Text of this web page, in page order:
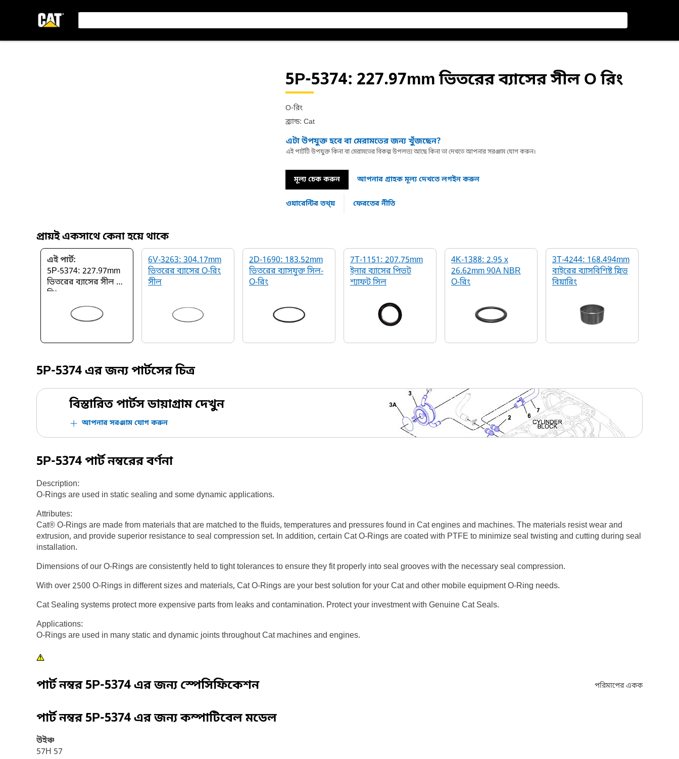
5P-5374: 227.97mm ভিতরের ব্যাসের সীল O রিং
O-রিং
ব্র্যান্ড: Cat
এটা উপযুক্ত হবে বা মেরামতের জন্য খুঁজছেন?
এই পার্টটি উপযুক্ত কিনা বা মেরামতের বিকল্প উপলভ্য আছে কিনা তা দেখতে আপনার সরঞ্জাম যোগ করুন।
মূল্য চেক করুন আপনার গ্রাহক মূল্য দেখতে লগইন করুন
ওয়ারেন্টির তথ্য় ফেরতের নীতি
প্রায়ই একসাথে কেনা হয়ে থাকে
এই পার্ট:
5P-5374: 227.97mm
ভিতরের ব্যাসের সীল O
রিং
6V-3263: 304.17mm
ভিতরের ব্যাসের O-রিং
সীল
2D-1690: 183.52mm
ভিতরের ব্যাসযুক্ত সিল-
O-রিং
7T-1151: 207.75mm
ইনার ব্যাসের পিভট
শ্যাফট সিল
4K-1388: 2.95 x
26.62mm 90A NBR
O-রিং
3T-4244: 168.494mm
বাইরের ব্যাসবিশিষ্ট স্লিভ
বিয়ারিং
5P-5374এর জন্য পার্টসের চিত্র
বিস্তারিত পার্টস ডায়াগ্রাম দেখুন
আপনার সরঞ্জাম যোগ করুন
5P-5374পার্ট নম্বরের বর্ণনা
Description:
O-Rings are used in static sealing and some dynamic applications.
Attributes:
Cat® O-Rings are made from materials that are matched to the fluids, temperatures and pressures found in Cat engines and machines. The materials resist wear and
extrusion, and provide superior resistance to seal compression set. In addition, certain Cat O-Rings are coated with PTFE to minimize seal twisting and cutting during seal
installation.
Dimensions of our O-Rings are consistently held to tight tolerances to ensure they fit properly into seal grooves with the necessary seal compression.
With over 2500 O-Rings in different sizes and materials, Cat O-Rings are your best solution for your Cat and other mobile equipment O-Ring needs.
Cat Sealing systems protect more expensive parts from leaks and contamination. Protect your investment with Genuine Cat Seals.
Applications:
O-Rings are used in many static and dynamic joints throughout Cat machines and engines.
পার্ট নম্বর5P-5374এর জন্য স্পেসিফিকেশন পরিমাপের একক
পার্ট নম্বর5P-5374এর জন্য কম্পাটিবেল মডেল
উইঞ্চ
57H 57